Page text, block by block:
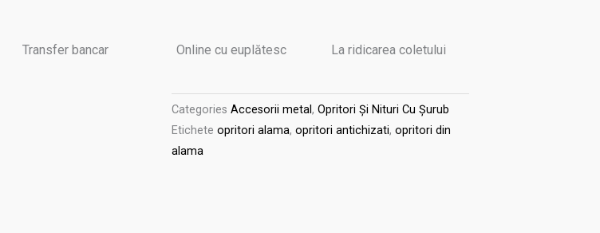
mm,
Transfer bancar Online cu euplătesc La ridicarea coletului
Categories Accesorii metal, Opritori Și Nituri Cu Șurub
Etichete opritori alama, opritori antichizati, opritori din
alama